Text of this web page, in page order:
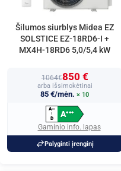
Šilumos siurblys Midea EZ
SOLSTICE EZ-18RD6-I +
MX4H-18RD6 5,0/5,4 kW
1064€850 €
arba išsimokėtinai
85 €/mėn. × 10
A+++
↑
D
A+++
Gaminio info. lapas
Palyginti įrenginį